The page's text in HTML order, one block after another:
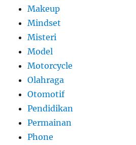
Makeup
Mindset
Misteri
Model
Motorcycle
Olahraga
Otomotif
Pendidikan
Permainan
Phone